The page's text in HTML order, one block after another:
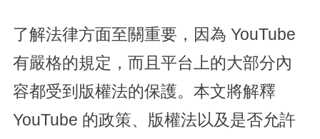
了解法律方面至關重要，因為 YouTube
有嚴格的規定，而且平台上的大部分內
容都受到版權法的保護。本文將解釋
YouTube 的政策、版權法以及是否允許